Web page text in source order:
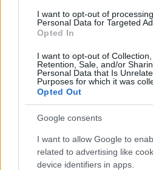
I want to opt-out of
Personal Data for Targeted
Opted In
I want to opt-out of Collection,
Retention, Sale, and/or
Personal Data that Is
Purposes for which it was
Opted Out
Google consents
I want to allow Google to
related to advertising like
device identifiers in apps.
Condividi l'articolo
F
a
ce
b
o
o
k
T
w
it
te
r
n
te
st
W
h
at
A
p
p
h
a
Articolo
NOTIZIE RECENTI